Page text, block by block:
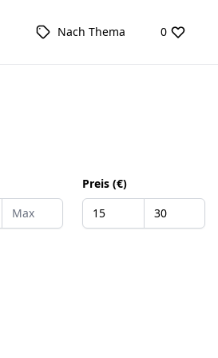
Nach Thema 0
Preis (€)